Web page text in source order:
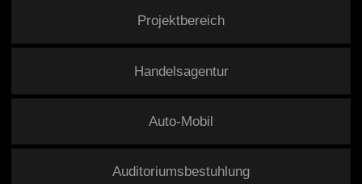
Projektbereich
Handelsagentur
Auto-Mobil
Auditoriumsbestuhlung